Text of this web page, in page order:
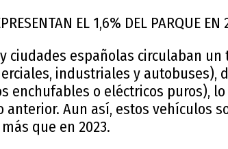
EL 1,6% DEL PARQUE EN
ciudades españolas circulaban un
industriales y autobuses),
enchufables o eléctricos puros),
anterior. Aun así, estos vehículos
que en 2023.